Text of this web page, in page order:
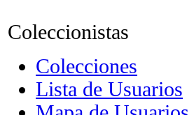
Coleccionistas
Colecciones
Lista de Usuarios